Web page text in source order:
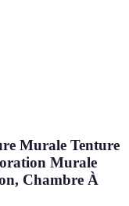
Murale Tenture
Murale
Chambre À